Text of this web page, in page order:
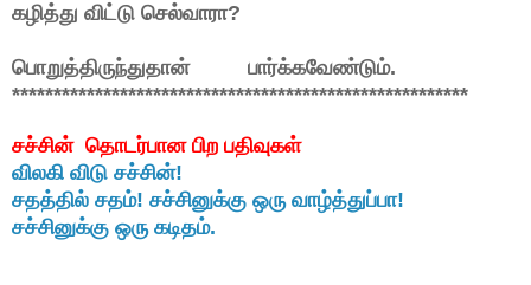
கழித்து விட்டு செல்வாரா?
பொறுத்திருந்துதான் பார்க்கவேண்டும்.
*******************************************************
சச்சின் தொடர்பான பிற பதிவுகள்
விலகி விடு சச்சின்!
சதத்தில் சதம்! சச்சினுக்கு ஒரு வாழ்த்துப்பா!
சச்சினுக்கு ஒரு கடிதம்.